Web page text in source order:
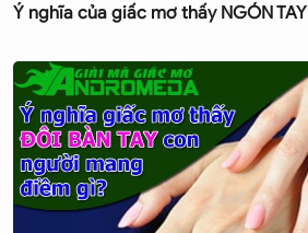
Ý nghĩa của giấc mơ thấy NGÓN